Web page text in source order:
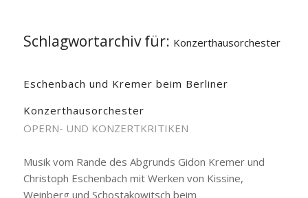
Schlagwortarchiv für: Konzerthausorchester
Eschenbach und Kremer beim Berliner
Konzerthausorchester
OPERN- UND KONZERTKRITIKEN
Musik vom Rande des Abgrunds Gidon Kremer und
Christoph Eschenbach mit Werken von Kissine,
Weinberg und Schostakowitsch beim